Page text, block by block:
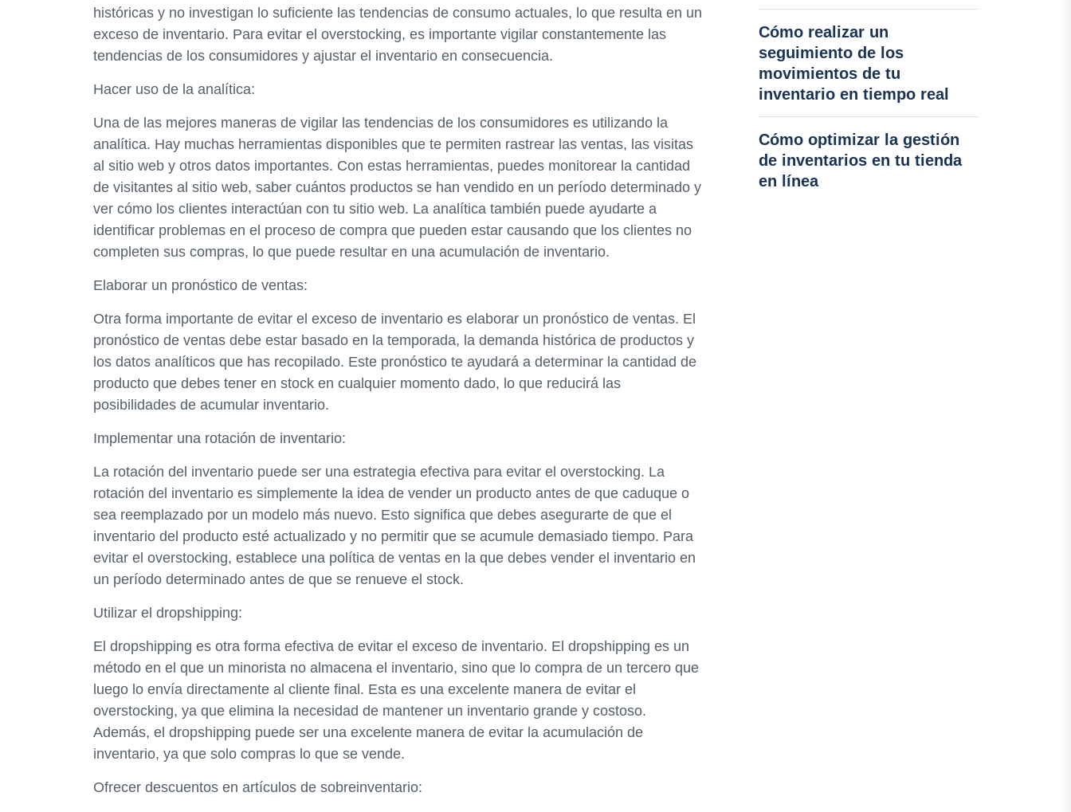
históricas y no investigan lo suficiente las tendencias de consumo actuales, lo que resulta en un
exceso de inventario. Para evitar el overstocking, es importante vigilar constantemente las
tendencias de los consumidores y ajustar el inventario en consecuencia.
Hacer uso de la analítica:
Una de las mejores maneras de vigilar las tendencias de los consumidores es utilizando la
analítica. Hay muchas herramientas disponibles que te permiten rastrear las ventas, las visitas
al sitio web y otros datos importantes. Con estas herramientas, puedes monitorear la cantidad
de visitantes al sitio web, saber cuántos productos se han vendido en un período determinado y
ver cómo los clientes interactúan con tu sitio web. La analítica también puede ayudarte a
identificar problemas en el proceso de compra que pueden estar causando que los clientes no
completen sus compras, lo que puede resultar en una acumulación de inventario.
Elaborar un pronóstico de ventas:
Otra forma importante de evitar el exceso de inventario es elaborar un pronóstico de ventas. El
pronóstico de ventas debe estar basado en la temporada, la demanda histórica de productos y
los datos analíticos que has recopilado. Este pronóstico te ayudará a determinar la cantidad de
producto que debes tener en stock en cualquier momento dado, lo que reducirá las
posibilidades de acumular inventario.
Implementar una rotación de inventario:
La rotación del inventario puede ser una estrategia efectiva para evitar el overstocking. La
rotación del inventario es simplemente la idea de vender un producto antes de que caduque o
sea reemplazado por un modelo más nuevo. Esto significa que debes asegurarte de que el
inventario del producto esté actualizado y no permitir que se acumule demasiado tiempo. Para
evitar el overstocking, establece una política de ventas en la que debes vender el inventario en
un período determinado antes de que se renueve el stock.
Utilizar el dropshipping:
El dropshipping es otra forma efectiva de evitar el exceso de inventario. El dropshipping es un
método en el que un minorista no almacena el inventario, sino que lo compra de un tercero que
luego lo envía directamente al cliente final. Esta es una excelente manera de evitar el
overstocking, ya que elimina la necesidad de mantener un inventario grande y costoso.
Además, el dropshipping puede ser una excelente manera de evitar la acumulación de
inventario, ya que solo compras lo que se vende.
Ofrecer descuentos en artículos de sobreinventario:
Cómo realizar un
seguimiento de los
movimientos de tu
inventario en tiempo real
Cómo optimizar la gestión
de inventarios en tu tienda
en línea